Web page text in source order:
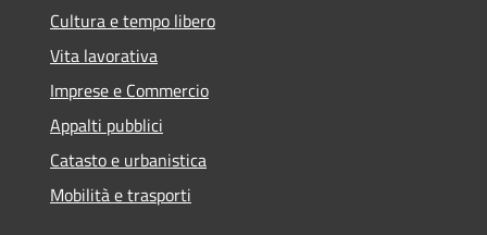
Cultura e tempo libero
Vita lavorativa
Imprese e Commercio
Appalti pubblici
Catasto e urbanistica
Mobilità e trasporti